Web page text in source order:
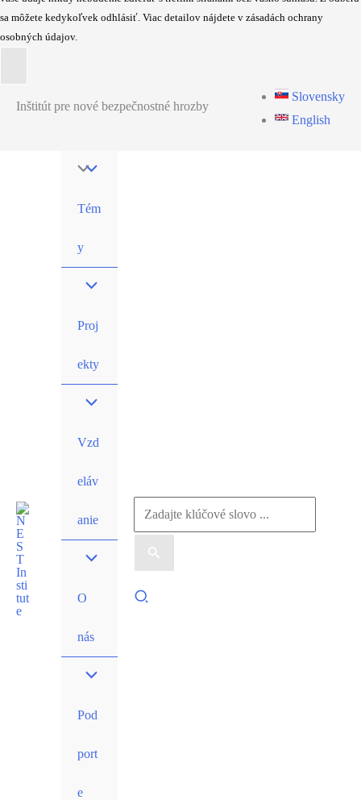
sa môžete kedykoľvek odhlásiť. Viac detailov nájdete v zásadách ochrany
osobných údajov.
Inštitút pre nové bezpečnostné hrozby
Slovensky
English
Tém
y
Proj
ekty
Vzd
eláv
anie
O
nás
Pod
port
e
Vyhľadať:
Hľadať